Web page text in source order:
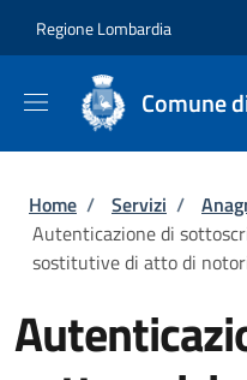
Regione Lombardia
Comune
Briciole di
Home / Servizi /
Autenticazione di
sostitutive di atto di